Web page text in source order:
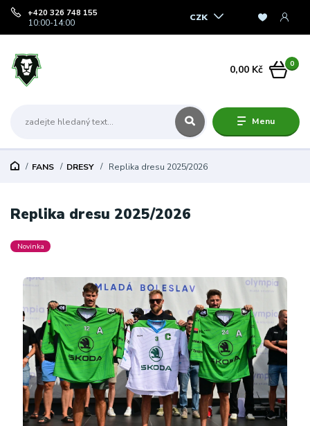
Menu
CZK
+420 326 748 155
10:00-14:00
0
0,00 Kč
FANS DRESY Replika dresu 2025/2026
Replika dresu 2025/2026
Novinka